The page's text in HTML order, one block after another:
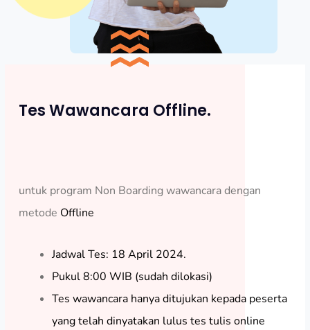
Tes Wawancara Offline.
untuk program Non Boarding wawancara dengan
metode Offline
Jadwal Tes: 18 April 2024.
Pukul 8:00 WIB (sudah dilokasi)
Tes wawancara hanya ditujukan kepada peserta
yang telah dinyatakan lulus tes tulis online